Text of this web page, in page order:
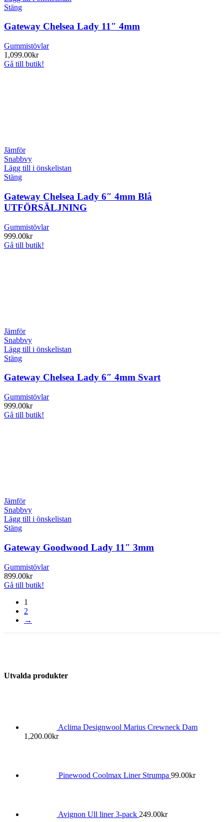
Stäng
Gateway Chelsea Lady 11″ 4mm
Gummistövlar
1,099.00kr
Gå till butik!
Jämför
Snabbvy
Lägg till i önskelistan
Stäng
Gateway Chelsea Lady 6″ 4mm Blå
UTFÖRSÄLJNING
Gummistövlar
999.00kr
Gå till butik!
Jämför
Snabbvy
Lägg till i önskelistan
Stäng
Gateway Chelsea Lady 6″ 4mm Svart
Gummistövlar
999.00kr
Gå till butik!
Jämför
Snabbvy
Lägg till i önskelistan
Stäng
Gateway Goodwood Lady 11″ 3mm
Gummistövlar
899.00kr
Gå till butik!
1
2
→
Utvalda produkter
Aclima Designwool Marius Crewneck Dam
1,200.00kr
Pinewood Coolmax Liner Strumpa 99.00kr
Avignon Ull liner 3-pack 249.00kr